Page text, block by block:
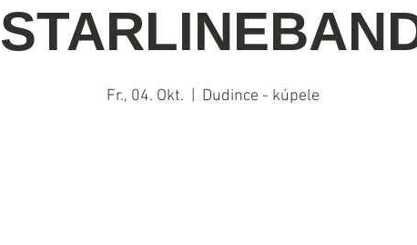
Fr., 04. Okt. Dudince - kúpele